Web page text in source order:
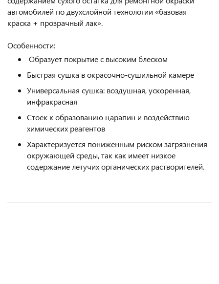
автомобилей по двухслойной технологии «базовая
краска + прозрачный лак».
Особенности:
Образует покрытие с высоким блеском
Быстрая сушка в окрасочно-сушильной камере
Универсальная сушка: воздушная, ускоренная,
инфракрасная
Стоек к образованию царапин и воздействию
химических реагентов
Характеризуется пониженным риском загрязнения
окружающей среды, так как имеет низкое
содержание летучих органических растворителей.